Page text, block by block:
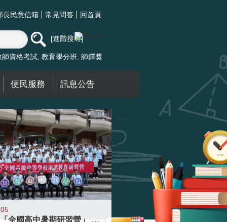
長民意信箱 常見問答 回首頁
進階搜尋
師資格考試 教育學分班 師鐸獎
便民服務 訊息公告
國教署「全國高中暑期研習營」 以多